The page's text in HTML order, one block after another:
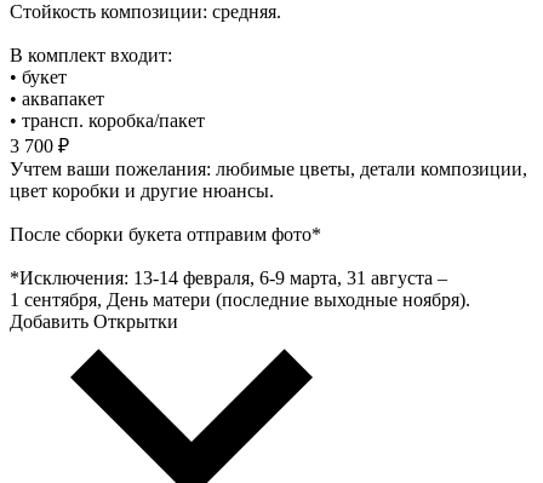
Стойкость композиции: средняя.
В комплект входит:
• букет
• аквапакет
• трансп. коробка/пакет
3 700 ₽
Учтем ваши пожелания: любимые цветы, детали композиции,
цвет коробки и другие нюансы.
После сборки букета отправим фото*
*Исключения: 13‑14 февраля, 6‑9 марта, 31 августа –
1 сентября, День матери (последние выходные ноября).
Добавить Открытки